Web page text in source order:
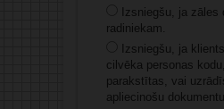
Izsniegšu, ja zāles
radiniekam.
Izsniegšu, ja
cilvēka personas
parakstītas, vai
apliecinošu